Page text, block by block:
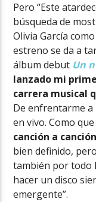
Pero “Este
búsqueda de
Olivia García
estreno se da a
álbum debut Un
lanzado mi
carrera musical
De enfrentarme a
en vivo. Como que
canción a
bien definido,
también por todo
hacer un disco
emergente”.